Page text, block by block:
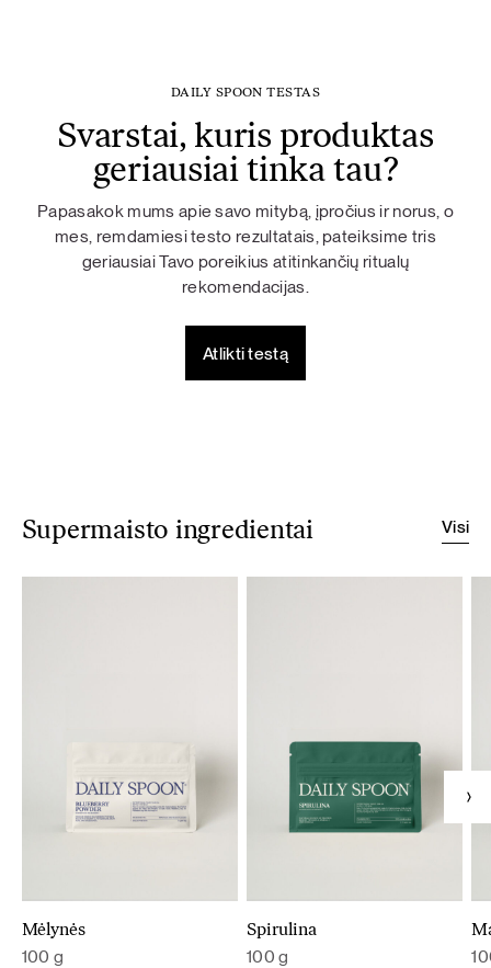
DAILY SPOON TESTAS
Svarstai, kuris produktas
geriausiai tinka tau?
Papasakok mums apie savo mitybą, įpročius ir norus, o
mes, remdamiesi testo rezultatais, pateiksime tris
geriausiai Tavo poreikius atitinkančių ritualų
rekomendacijas.
Atlikti testą
Supermaisto ingredientai Visi
Mėlynės
100 g
Spirulina
100 g